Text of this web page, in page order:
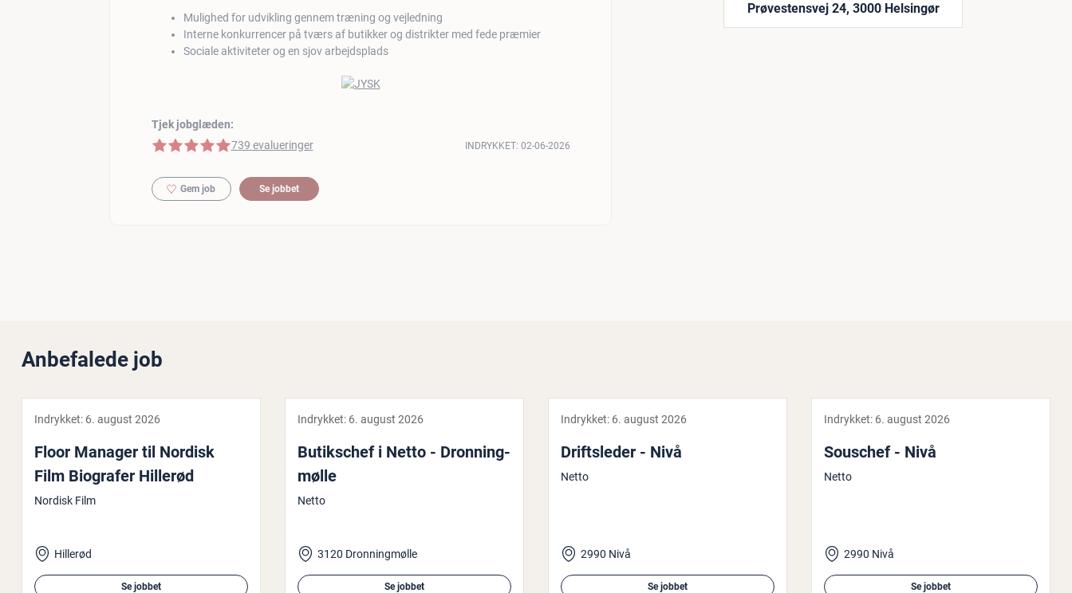
Mulighed for udvikling gennem træning og vejledning
Interne konkurrencer på tværs af butikker og distrikter med fede præmier
Sociale aktiviteter og en sjov arbejdsplads
Tjek jobglæden:
5 af 5 stjerner
739 evalueringer INDRYKKET: 02-06-2026
Gem job Se jobbet
Prøvestensvej 24, 3000 Helsingør
Anbefalede job
Indrykket: 6. august 2026
Floor Manager til Nordisk
Film Biografer Hillerød
Nordisk Film
Hillerød
Se jobbet
Indrykket: 6. august 2026
Bu­tiks­chef i Netto - Dron­ning­
møl­le
Netto
3120 Dronningmølle
Se jobbet
Indrykket: 6. august 2026
Drifts­le­der - Nivå
Netto
2990 Nivå
Se jobbet
Indrykket: 6. august 2026
Souschef - Nivå
Netto
2990 Nivå
Se jobbet